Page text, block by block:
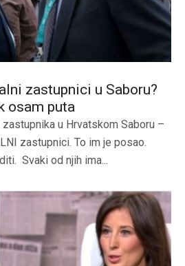
zastupnici u Saboru?
osam puta
u Hrvatskom Saboru –
zastupnici. To im je posao.
Svaki od njih ima...